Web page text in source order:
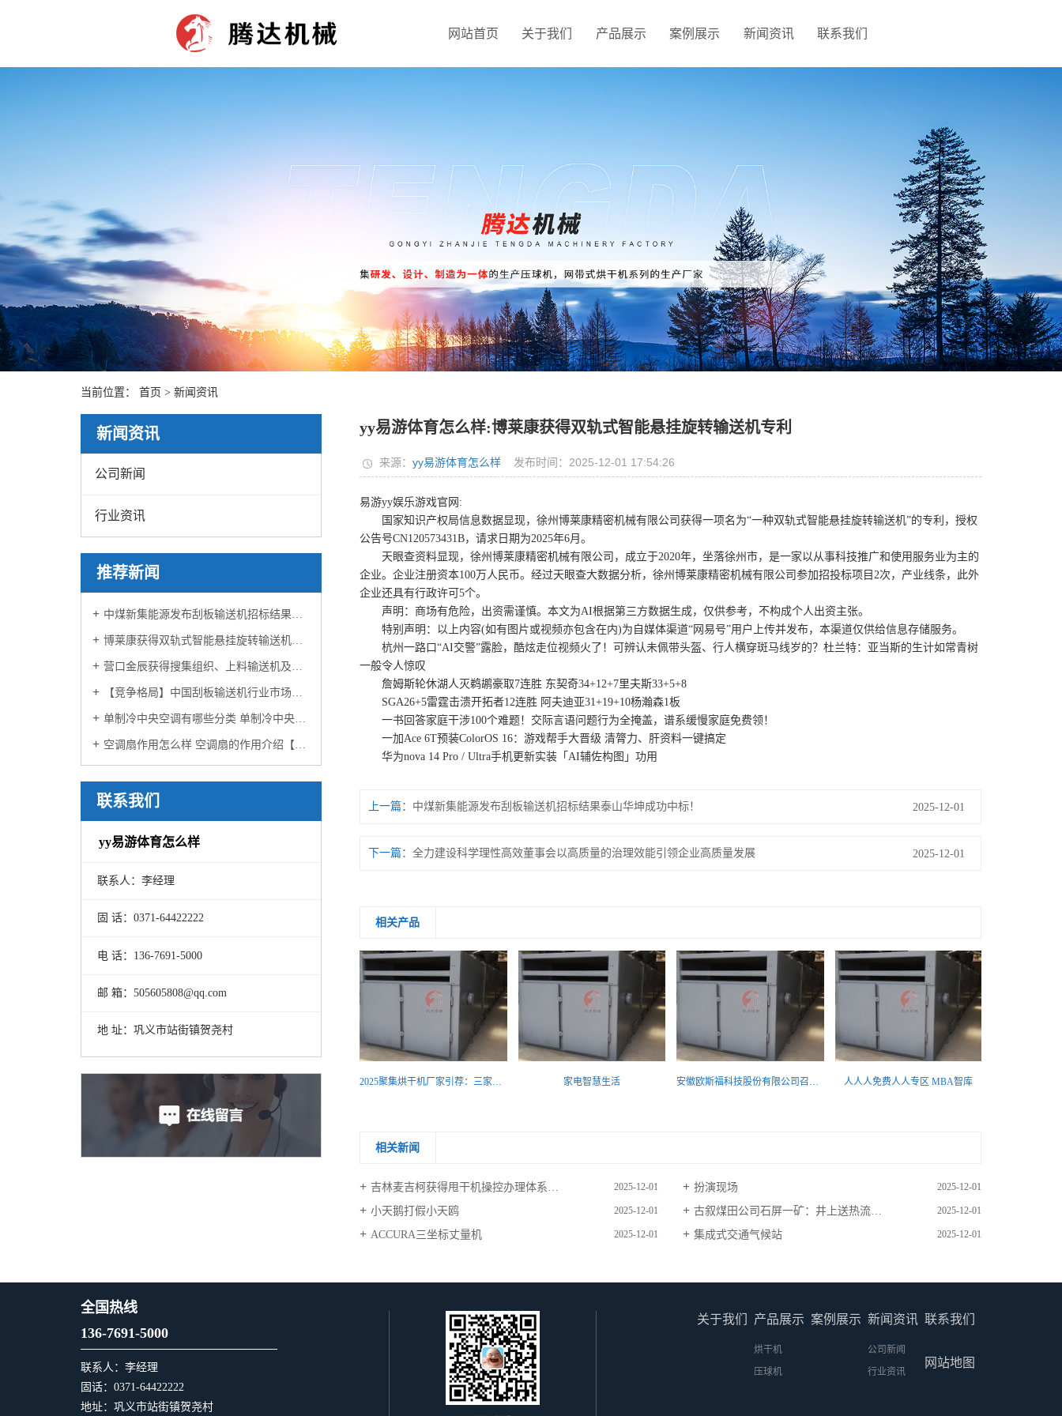
网站首页 关于我们 产品展示 案例展示 新闻资讯 联系我们
当前位置： 首页 > 新闻资讯
新闻资讯
公司新闻
行业资讯
推荐新闻
中煤新集能源发布刮板输送机招标结果泰山华坤成功中标！
博莱康获得双轨式智能悬挂旋转输送机专利
营口金辰获得搜集组织、上料输送机及隔纸的搜集办法专利
【竞争格局】中国刮板输送机行业市场概览、投资热点及发展的新趋势预测报告
单制冷中央空调有哪些分类 单制冷中央空调分类介绍【详解】
空调扇作用怎么样 空调扇的作用介绍【详解】
联系我们
yy易游体育怎么样
联系人：李经理
固 话：0371-64422222
电 话：136-7691-5000
邮 箱：505605808@qq.com
地 址：巩义市站街镇贺尧村
yy易游体育怎么样:博莱康获得双轨式智能悬挂旋转输送机专利
来源： yy易游体育怎么样发布时间：2025-12-01 17:54:26
易游yy娱乐游戏官网:
国家知识产权局信息数据显现，徐州博莱康精密机械有限公司获得一项名为“一种双轨式智能悬挂旋转输送机”的专利，授权
公告号CN120573431B，请求日期为2025年6月。
天眼查资料显现，徐州博莱康精密机械有限公司，成立于2020年，坐落徐州市，是一家以从事科技推广和使用服务业为主的
企业。企业注册资本100万人民币。经过天眼查大数据分析，徐州博莱康精密机械有限公司参加招投标项目2次，产业线条，此外
企业还具有行政许可5个。
声明：商场有危险，出资需谨慎。本文为AI根据第三方数据生成，仅供参考，不构成个人出资主张。
特别声明：以上内容(如有图片或视频亦包含在内)为自媒体渠道“网易号”用户上传并发布，本渠道仅供给信息存储服务。
杭州一路口“AI交警”露脸，酷炫走位视频火了！可辨认未佩带头盔、行人横穿斑马线岁的？杜兰特：亚当斯的生计如常青树
一般令人惊叹
詹姆斯轮休湖人灭鹈鹕豪取7连胜 东契奇34+12+7里夫斯33+5+8
SGA26+5雷霆击溃开拓者12连胜 阿夫迪亚31+19+10杨瀚森1板
一书回答家庭干涉100个难题！交际言语问题行为全掩盖，谱系缓慢家庭免费领！
一加Ace 6T预装ColorOS 16：游戏帮手大晋级 清膂力、肝资料一键搞定
华为nova 14 Pro / Ultra手机更新实装「AI辅佐构图」功用
上一篇： 中煤新集能源发布刮板输送机招标结果泰山华坤成功中标！ 2025-12-01
下一篇： 全力建设科学理性高效董事会以高质量的治理效能引领企业高质量发展 2025-12-01
相关产品
高青县农机宗族再添“新丁” 2025聚集烘干机厂家引荐：三家统筹工艺与适配性的实力厂家引荐 家电智慧生活 安徽欧斯福科技股份有限公司召回部分滚筒式干衣机 人人人免费人人专区 MBA智库
相关新闻
吉林麦吉柯获得甩干机操控办理体系专利完成第一步喷淋 2025-12-01 扮演现场 2025-12-01
小天鹅打假小天鸥 2025-12-01 古叙煤田公司石屏一矿：井上送热流井下稳人心 2025-12-01
ACCURA三坐标丈量机 2025-12-01 集成式交通气候站 2025-12-01
全国热线
136-7691-5000
联系人：李经理
固话：0371-64422222
地址：巩义市站街镇贺尧村
关于我们 产品展示
烘干机
压球机
案例展示 新闻资讯
公司新闻
行业资讯
联系我们
网站地图